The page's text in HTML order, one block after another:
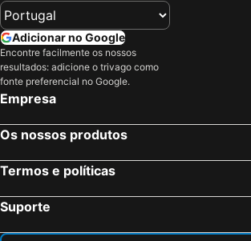
Le Francois, Martinica Hotéis
Simpson Bay, Saint-Martin Hotéis
Deshaies, Guadalupe Hotéis
Saint Francois, Guadalupe Hotéis
Adicionar no Google
Encontre facilmente os nossos
resultados: adicione o trivago como
fonte preferencial no Google.
Empresa
Os nossos produtos
Termos e políticas
Suporte